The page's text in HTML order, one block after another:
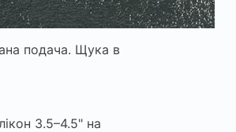
подача. Щука в
3.5–4.5" на